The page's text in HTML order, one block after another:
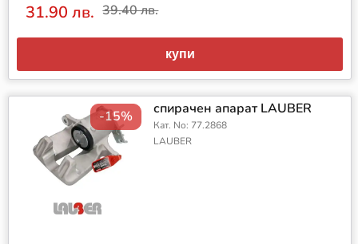
31.90 лв. 39.40 лв.
купи
-15% спирачен апарат LAUBER
Кат. No: 77.2868
LAUBER